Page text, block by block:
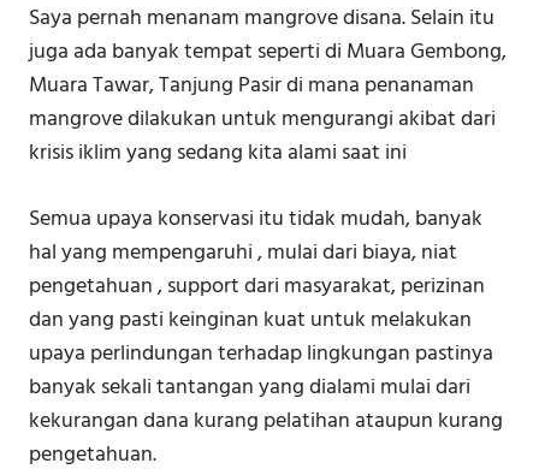
Saya pernah menanam mangrove disana. Selain itu
juga ada banyak tempat seperti di Muara Gembong,
Muara Tawar, Tanjung Pasir di mana penanaman
mangrove dilakukan untuk mengurangi akibat dari
krisis iklim yang sedang kita alami saat ini
Semua upaya konservasi itu tidak mudah, banyak
hal yang mempengaruhi , mulai dari biaya, niat
pengetahuan , support dari masyarakat, perizinan
dan yang pasti keinginan kuat untuk melakukan
upaya perlindungan terhadap lingkungan pastinya
banyak sekali tantangan yang dialami mulai dari
kekurangan dana kurang pelatihan ataupun kurang
pengetahuan.